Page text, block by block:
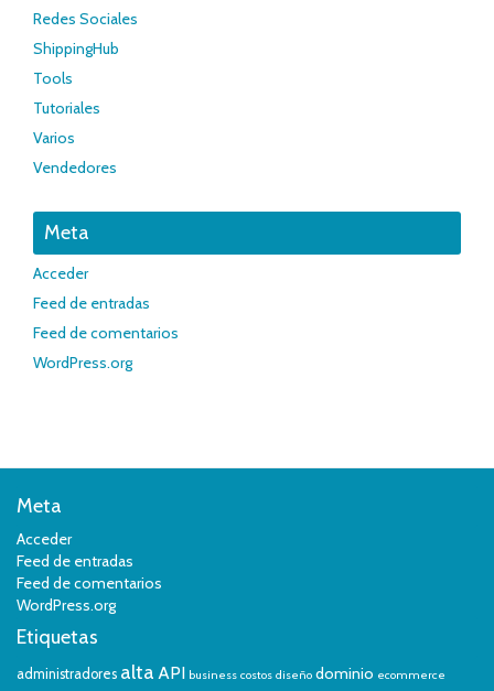
Redes Sociales
ShippingHub
Tools
Tutoriales
Varios
Vendedores
Meta
Acceder
Feed de entradas
Feed de comentarios
WordPress.org
Meta
Acceder
Feed de entradas
Feed de comentarios
WordPress.org
Etiquetas
administradores alta API business costos diseño dominio ecommerce